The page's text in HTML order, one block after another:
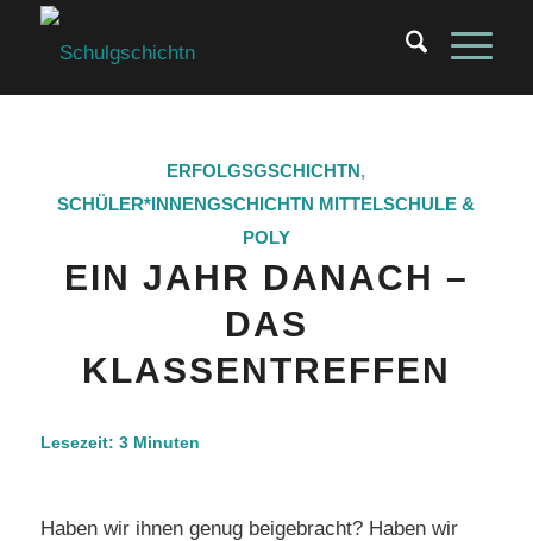
ERFOLGSGSCHICHTN,
SCHÜLER*INNENGSCHICHTN MITTELSCHULE &
POLY
EIN JAHR DANACH –
DAS
KLASSENTREFFEN
Lesezeit: 3 Minuten
Haben wir ihnen genug beigebracht? Haben wir